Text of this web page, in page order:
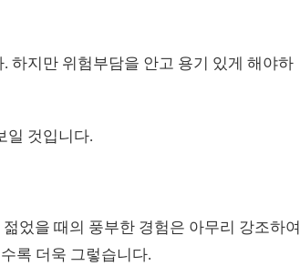
하지만 위험부담을 안고 용기 있게 해야하
일 것입니다.
었을 때의 풍부한 경험은 아무리 강조하여
록 더욱 그렇습니다.